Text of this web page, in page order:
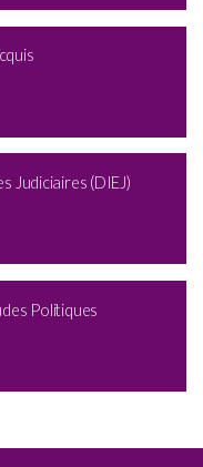
Judiciaires (DIEJ)
Politiques